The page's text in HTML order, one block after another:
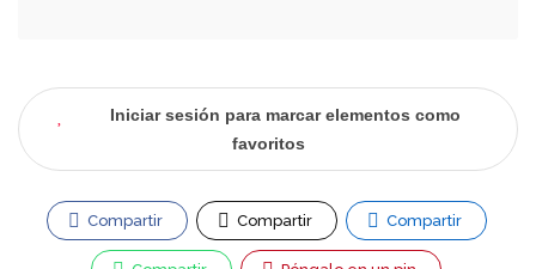
Iniciar sesión para marcar elementos como
favoritos
Compartir Compartir Compartir